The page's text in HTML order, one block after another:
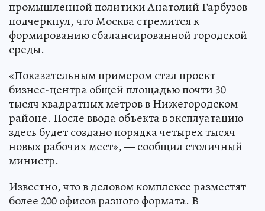
промышленной политики Анатолий Гарбузов
подчеркнул, что Москва стремится к
формированию сбалансированной городской
среды.
«Показательным примером стал проект
бизнес-центра общей площадью почти 30
тысяч квадратных метров в Нижегородском
районе. После ввода объекта в эксплуатацию
здесь будет создано порядка четырех тысяч
новых рабочих мест», — сообщил столичный
министр.
Известно, что в деловом комплексе разместят
более 200 офисов разного формата. В